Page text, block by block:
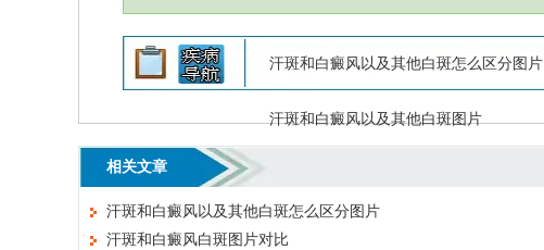
汗斑和白癜风以及其他白斑怎么区分图片
汗斑和白癜风以及其他白斑图片
相关文章
汗斑和白癜风以及其他白斑怎么区分图片
汗斑和白癜风白斑图片对比